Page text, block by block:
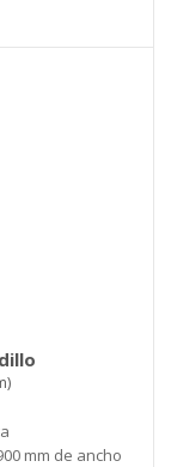
mm de ancho